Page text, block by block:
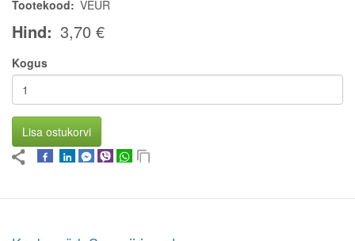
Tootekood
VEUR
Hind 3,70 €
Kogus
Lisa ostukorvi